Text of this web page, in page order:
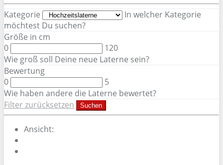
Kategorie
In welcher Kategorie
möchtest Du suchen?
Größe in cm
0
120
Wie groß soll Deine neue Laterne sein?
Bewertung
0
5
Wie haben andere die Laterne bewertet?
Filter zurücksetzen
Suchen
Ansicht: